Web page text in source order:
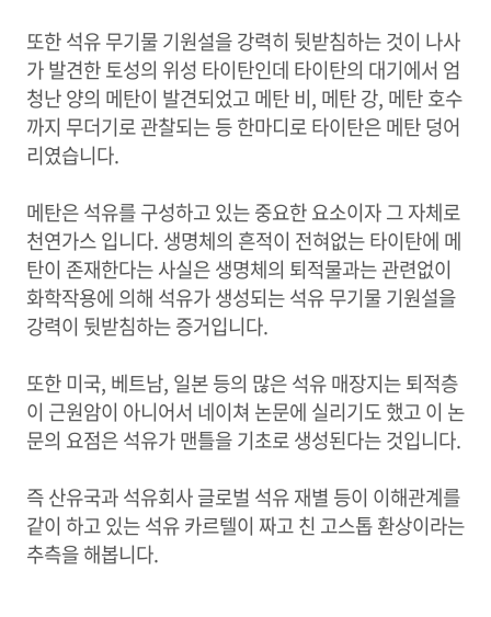
또한 석유 무기물 기원설을 강력히 뒷받침하는 것이 나사
가 발견한 토성의 위성 타이탄인데 타이탄의 대기에서 엄
청난 양의 메탄이 발견되었고 메탄 비, 메탄 강, 메탄 호수
까지 무더기로 관찰되는 등 한마디로 타이탄은 메탄 덩어
리였습니다.
메탄은 석유를 구성하고 있는 중요한 요소이자 그 자체로
천연가스 입니다. 생명체의 흔적이 전혀없는 타이탄에 메
탄이 존재한다는 사실은 생명체의 퇴적물과는 관련없이
화학작용에 의해 석유가 생성되는 석유 무기물 기원설을
강력이 뒷받침하는 증거입니다.
또한 미국, 베트남, 일본 등의 많은 석유 매장지는 퇴적층
이 근원암이 아니어서 네이쳐 논문에 실리기도 했고 이 논
문의 요점은 석유가 맨틀을 기초로 생성된다는 것입니다.
즉 산유국과 석유회사 글로벌 석유 재별 등이 이해관계를
같이 하고 있는 석유 카르텔이 짜고 친 고스톱 환상이라는
추측을 해봅니다.